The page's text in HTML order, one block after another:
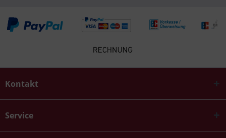
Kontakt
Service